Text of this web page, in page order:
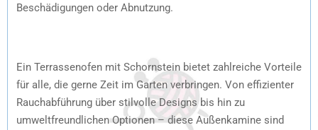
Beschädigungen oder Abnutzung.
Ein Terrassenofen mit Schornstein bietet zahlreiche Vorteile
für alle, die gerne Zeit im Garten verbringen. Von effizienter
Rauchabführung über stilvolle Designs bis hin zu
umweltfreundlichen Optionen – diese Außenkamine sind